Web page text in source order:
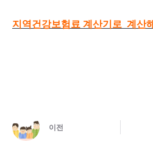
지역건강보험료 계산기로 계산
이전